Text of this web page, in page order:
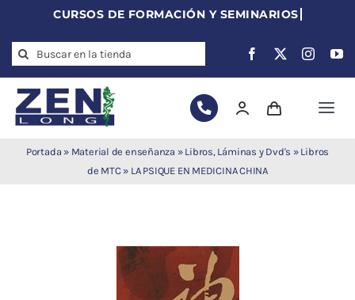
content
Search
for:
Portada » Material de enseñanza » Libros, Láminas y Dvd's » Libros
de MTC» LA PSIQUE EN MEDICINA CHINA